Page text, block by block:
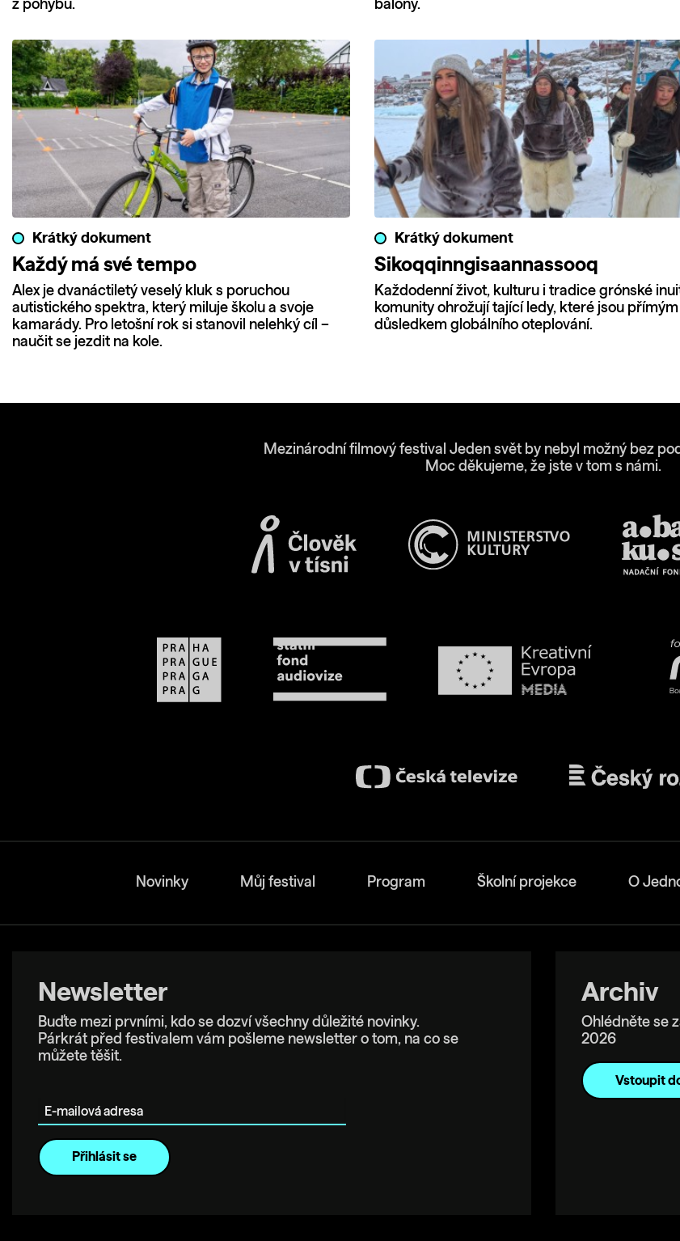
z pohybu.
balony.
Krátký dokument
Každý má své tempo
Alex je dvanáctiletý veselý kluk s poruchou
autistického spektra, který miluje školu a svoje
kamarády. Pro letošní rok si stanovil nelehký cíl –
naučit se jezdit na kole.
Krátký dokument
Sikoqqinngisaannassooq
Každodenní život, kulturu i tradice grónské
komunity ohrožují tající ledy, které jsou přímým
důsledkem globálního oteplování.
Mezinárodní filmový festival Jeden svět by nebyl možný bez
Moc děkujeme, že jste v tom s námi.
Novinky Můj festival Program Školní projekce O
Newsletter
Buďte mezi prvními, kdo se dozví všechny důležité novinky.
Párkrát před festivalem vám pošleme newsletter o tom, na co se
můžete těšit.
Archiv
Ohlédněte se
2026
Vstoupit